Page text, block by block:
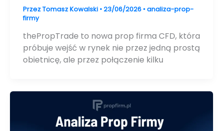
PrzezTomasz Kowalski •23/06/2026 •analiza-prop-
firmy
thePropTrade to nowa prop firma CFD, która
próbuje wejść w rynek nie przez jedną prostą
obietnicę, ale przez połączenie kilku